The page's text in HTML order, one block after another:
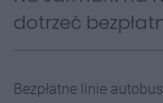
dotrzeć
Bezpłatne linie